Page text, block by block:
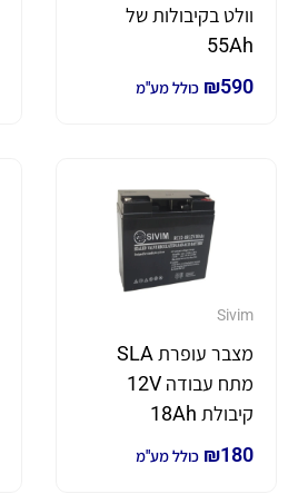
וולט בקיבולות של
55Ah
₪590 כולל מע"מ
Sivim
מצבר עופרת SLA
מתח עבודה 12V
קיבולת 18Ah
₪180 כולל מע"מ